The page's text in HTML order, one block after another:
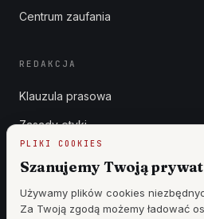
PLIKI COOKIES
Szanujemy Twoją
Używamy plików cookies
Za Twoją zgodą możemy ładować
Centrum zaufania
REDAKCJA
Klauzula prasowa
Zasady etyki
Cennik